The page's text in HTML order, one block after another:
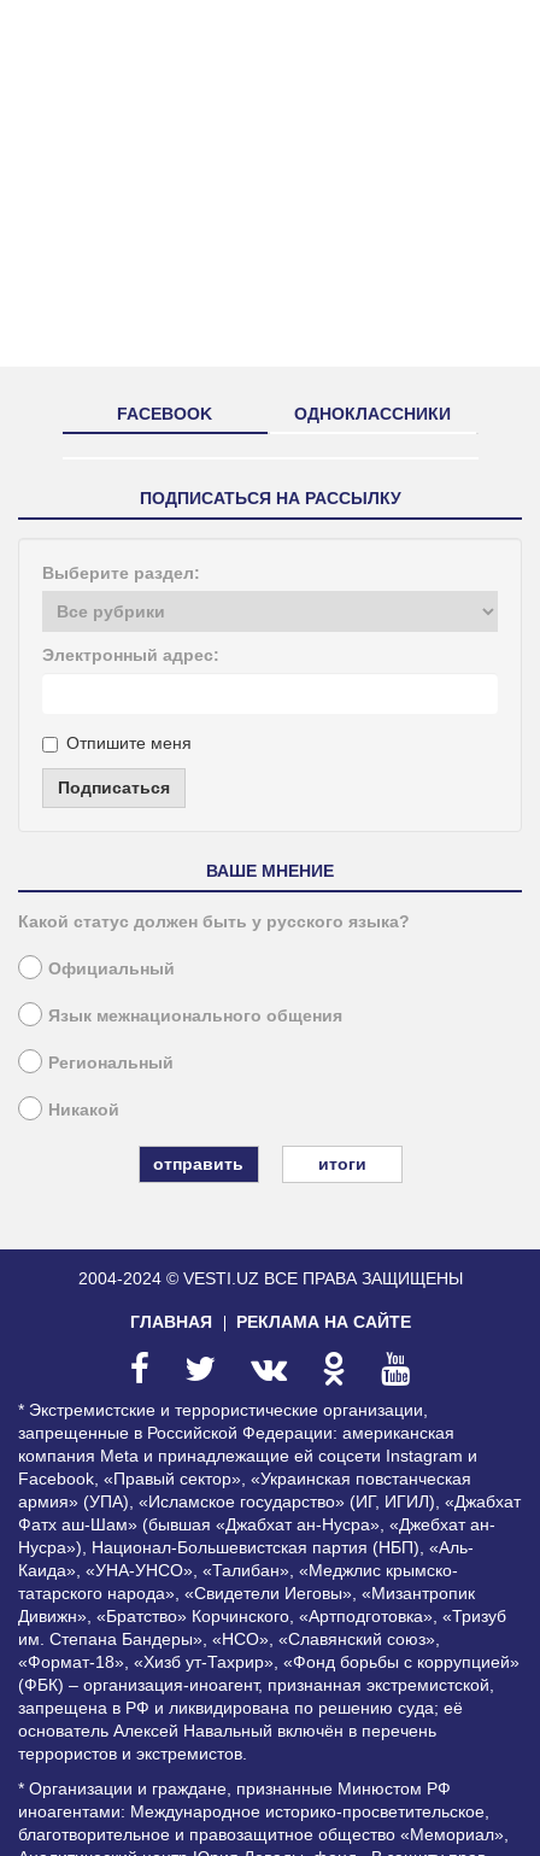
FACEBOOK ОДНОКЛАССНИКИ
ПОДПИСАТЬСЯ НА РАССЫЛКУ
Выберите раздел:
Электронный адрес:
Отпишите меня
Подписаться
ВАШЕ МНЕНИЕ
Какой статус должен быть у русского языка?
Официальный
Язык межнационального общения
Региональный
Никакой
итоги
2004-2024 © VESTI.UZ ВСЕ ПРАВА ЗАЩИЩЕНЫ
ГЛАВНАЯ РЕКЛАМА НА САЙТЕ
* Экстремистские и террористические организации,
запрещенные в Российской Федерации: американская
компания Meta и принадлежащие ей соцсети Instagram и
Facebook, «Правый сектор», «Украинская повстанческая
армия» (УПА), «Исламское государство» (ИГ, ИГИЛ), «Джабхат
Фатх аш-Шам» (бывшая «Джабхат ан-Нусра», «Джебхат ан-
Нусра»), Национал-Большевистская партия (НБП), «Аль-
Каида», «УНА-УНСО», «Талибан», «Меджлис крымско-
татарского народа», «Свидетели Иеговы», «Мизантропик
Дивижн», «Братство» Корчинского, «Артподготовка», «Тризуб
им. Степана Бандеры», «НСО», «Славянский союз»,
«Формат-18», «Хизб ут-Тахрир», «Фонд борьбы с коррупцией»
(ФБК) – организация-иноагент, признанная экстремистской,
запрещена в РФ и ликвидирована по решению суда; её
основатель Алексей Навальный включён в перечень
террористов и экстремистов.
* Организации и граждане, признанные Минюстом РФ
иноагентами: Международное историко-просветительское,
благотворительное и правозащитное общество «Мемориал»,